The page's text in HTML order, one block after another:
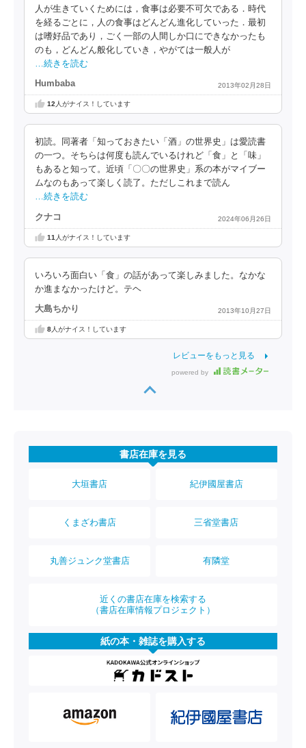
人が生きていくためには，食事は必要不可欠である．時代
を経るごとに，人の食事はどんどん進化していった．最初
は嗜好品であり，ごく一部の人間しか口にできなかったも
のも，どんどん般化していき，やがては一般人が
…続きを読む
Humbaba 2013年02月28日
12 人がナイス！しています
初読。同著者「知っておきたい「酒」の世界史」は愛読書
の一つ。そちらは何度も読んでいるけれど「食」と「味」
もあると知って。近頃「〇〇の世界史」系の本がマイブー
ムなのもあって楽しく読了。ただしこれまで読ん
…続きを読む
クナコ 2024年06月26日
11 人がナイス！しています
いろいろ面白い「食」の話があって楽しみました。なかな
か進まなかったけど。テヘ
大島ちかり 2013年10月27日
8人がナイス！しています
レビューをもっと見る
powered by
書店在庫を見る
大垣書店 紀伊國屋書店
くまざわ書店 三省堂書店
丸善ジュンク堂書店 有隣堂
近くの書店在庫を検索する
（書店在庫情報プロジェクト）
紙の本・雑誌を購入する